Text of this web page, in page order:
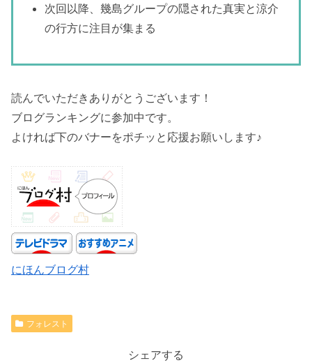
次回以降、幾島グループの隠された真実と涼介
の行方に注目が集まる
読んでいただきありがとうございます！
ブログランキングに参加中です。
よければ下のバナーをポチッと応援お願いします♪
にほんブログ村
フォレスト
シェアする